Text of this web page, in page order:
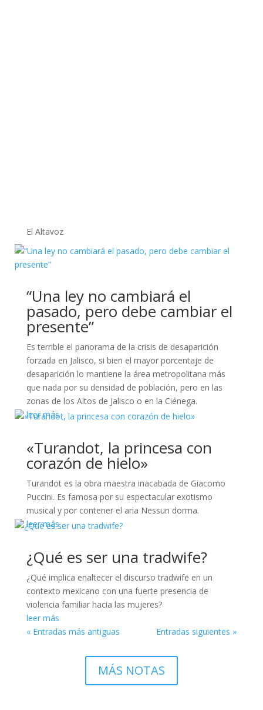
El Altavoz
“Una ley no cambiará el
pasado, pero debe cambiar el
presente”
Es terrible el panorama de la crisis de desaparición
forzada en Jalisco, si bien el mayor porcentaje de
desaparición lo mantiene la área metropolitana más
que nada por su densidad de población, pero en las
zonas de los Altos de Jalisco o en la Ciénega.
leer más
«Turandot, la princesa con
corazón de hielo»
Turandot es la obra maestra inacabada de Giacomo
Puccini. Es famosa por su espectacular exotismo
musical y por contener el aria Nessun dorma.
leer más
¿Qué es ser una tradwife?
¿Qué implica enaltecer el discurso tradwife en un
contexto mexicano con una fuerte presencia de
violencia familiar hacia las mujeres?
leer más
« Entradas más antiguas
Entradas siguientes »
MÁS NOTAS